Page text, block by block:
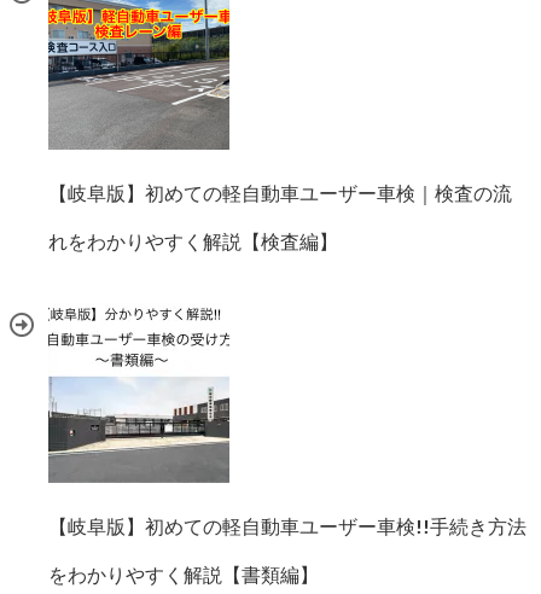
【岐阜版】初めての軽自動車ユーザー車検｜検査の流
れをわかりやすく解説【検査編】
【岐阜版】初めての軽自動車ユーザー車検!!手続き方法
をわかりやすく解説【書類編】